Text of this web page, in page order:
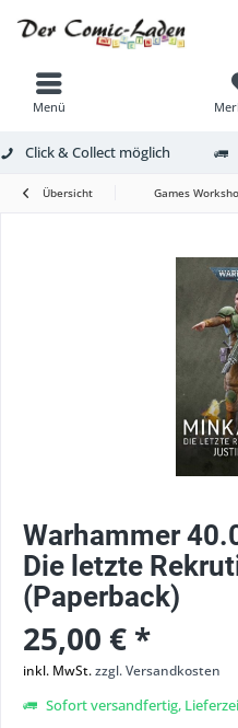
Menü
Click & Collect möglich
Übersicht Games
Warhammer
Die letzte
(Paperback)
25,00 € *
inkl. MwSt.zzgl. Versandkosten
Sofort versandfertig,